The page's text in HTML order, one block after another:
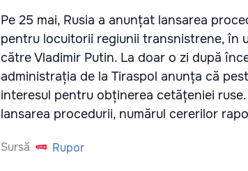
Pe 25 mai, Rusia a anunțat lansarea
pentru locuitorii regiunii transnistrene, în
către Vladimir Putin. La doar o zi după
administrația de la Tiraspol anunța că
interesul pentru obținerea cetățeniei
lansarea procedurii, numărul cererilor
Sursă Rupor